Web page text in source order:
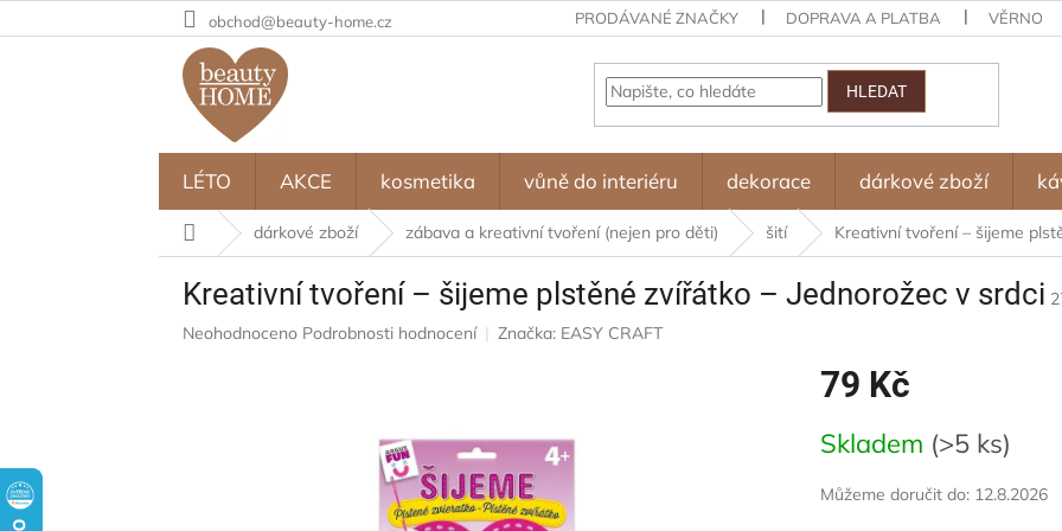
na
obchod@beauty-home.cz PRODÁVANÉ ZNAČKY DOPRAVA A PLATBA
HLEDAT
LÉTO AKCE kosmetika vůně do interiéru dekorace dárkové zboží
Domů dárkové zboží zábava a kreativní tvoření (nejen pro děti) šití Kreativní tvoření – šijeme
Kreativní tvoření – šijeme plstěné zvířátko – Jednorožec v srdci
Průměrné
Neohodnoceno Podrobnosti hodnocení Značka: EASY CRAFT
79 Kč
cena:
Skladem (>5 ks)
Můžeme doručit do: 12.8.2026